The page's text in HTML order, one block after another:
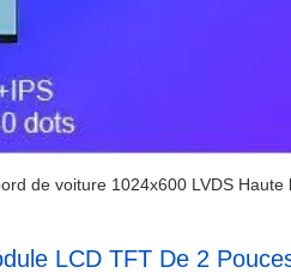
de voiture 1024x600 LVDS Haute
LCD TFT De 2